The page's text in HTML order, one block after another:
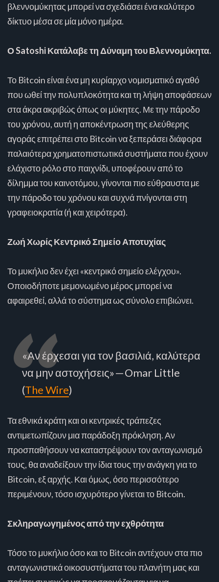
βλεννομύκητας μπορεί να σχεδιάσει ένα καλύτερο
δίκτυο μέσα σε μία μόνο ημέρα.
Ο Satoshi Κατάλαβε τη Δύναμη του Βλεννομύκητα.
Το Bitcoin είναι ένα μη κυρίαρχο νομισματικό αγαθό
που ωθεί την πολυπλοκότητα και τη λήψη αποφάσεων
στα άκρα ακριβώς όπως οι μύκητες. Με την πάροδο
του χρόνου, αυτή η αποκέντρωση της ελεύθερης
αγοράς επιτρέπει στο Bitcoin να ξεπεράσει διάφορα
παλαιότερα χρηματοπιστωτικά συστήματα που έχουν
ελάχιστο ρόλο στο παιχνίδι, υποφέρουν από το
δίλημμα του καινοτόμου, γίνονται πιο εύθραυστα με
την πάροδο του χρόνου και συχνά πνίγονται στη
γραφειοκρατία (ή και χειρότερα).
Ζωή Χωρίς Κεντρικό Σημείο Αποτυχίας
Το μυκήλιο δεν έχει «κεντρικό σημείο ελέγχου».
Οποιοδήποτε μεμονωμένο μέρος μπορεί να
αφαιρεθεί, αλλά το σύστημα ως σύνολο επιβιώνει.
«Αν έρχεσαι για τον βασιλιά, καλύτερα
να μην αστοχήσεις» — Omar Little
(The Wire)
Τα εθνικά κράτη και οι κεντρικές τράπεζες
αντιμετωπίζουν μια παράδοξη πρόκληση. Αν
προσπαθήσουν να καταστρέψουν τον ανταγωνισμό
τους, θα αναδείξουν την ίδια τους την ανάγκη για το
Bitcoin, εξ αρχής. Και όμως, όσο περισσότερο
περιμένουν, τόσο ισχυρότερο γίνεται το Bitcoin.
Σκληραγωγημένος από την εχθρότητα
Τόσο το μυκήλιο όσο και το Bitcoin αντέχουν στα πιο
ανταγωνιστικά οικοσυστήματα του πλανήτη μας και